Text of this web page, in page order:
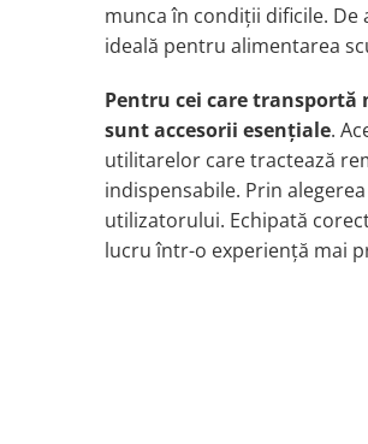
Conectori Cabluri si Izolatie Auto
Instalatii Electrice Proiectoare
Invertoare de tensiune
Prize bricheta & USB
Prize, stechere si mufe auto
Conectori instalatii electrice auto,
munca în condiţii dificile. De
ideală pentru alimentarea
Pentru cei care
sunt accesorii esenţiale.
utilitarelor care tractează
indispensabile. Prin
utilizatorului. Echipată
lucru într-o experienţă mai